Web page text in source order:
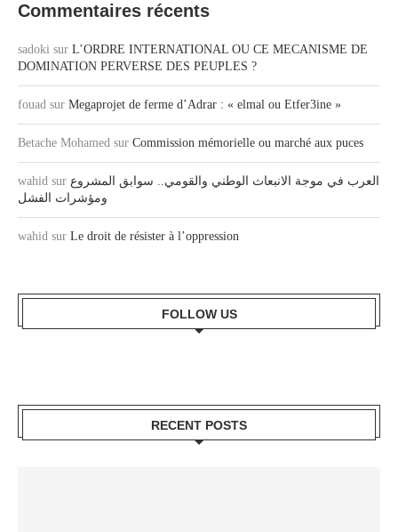
Commentaires récents
sadoki sur L’ORDRE INTERNATIONAL OU CE MECANISME DE
DOMINATION PERVERSE DES PEUPLES ?
fouad sur Megaprojet de ferme d’Adrar : « elmal ou Etfer3ine »
Betache Mohamed sur Commission mémorielle ou marché aux puces
wahid sur العرب في موجة الانبعاث الوطني والقومي.. سوابق المشروع
ومؤشرات الفشل
wahid sur Le droit de résister à l’oppression
FOLLOW US
RECENT POSTS